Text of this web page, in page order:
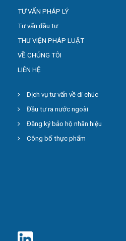
TƯ VẤN PHÁP LÝ
Tư vấn đầu tư
THƯ VIỆN PHÁP LUẬT
VỀ CHÚNG TÔI
LIÊN HỆ
Dịch vụ tư vấn về di chúc
Đầu tư ra nước ngoài
Đăng ký bảo hộ nhãn hiệu
Công bố thực phẩm